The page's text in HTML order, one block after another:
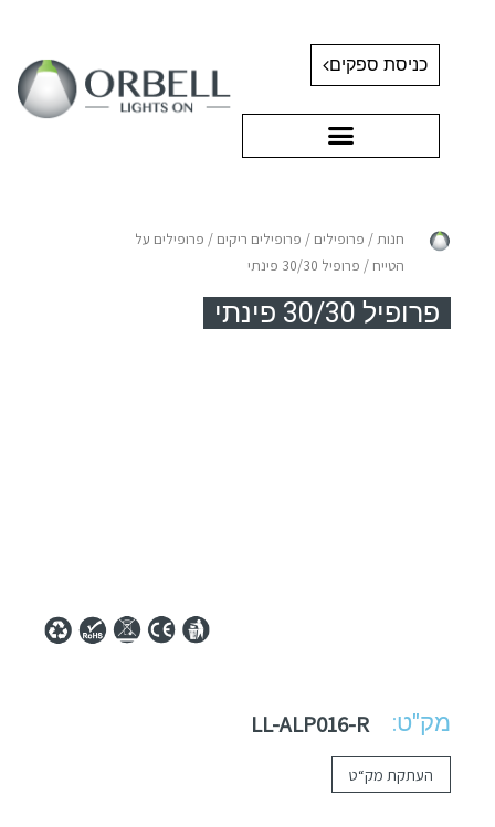
כניסת ספקים
חנות / פרופילים / פרופילים ריקים / פרופילים על
הטייח / פרופיל 30/30 פינתי
פרופיל 30/30 פינתי
מק"ט: LL-ALP016-R
העתקת מק“ט